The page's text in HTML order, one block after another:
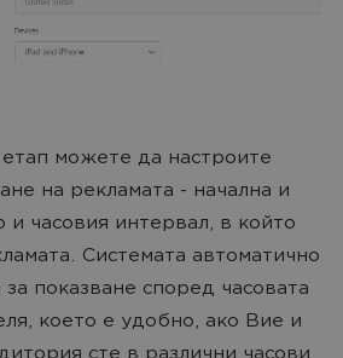
можете да настроите
на рекламата - начална и
и часовия интервал, в който
Системата автоматично
показване според часовата
което е удобно, ако Вие и